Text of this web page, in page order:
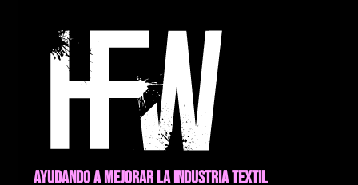
AYUDANDO A MEJORAR LA INDUSTRIA TEXTIL